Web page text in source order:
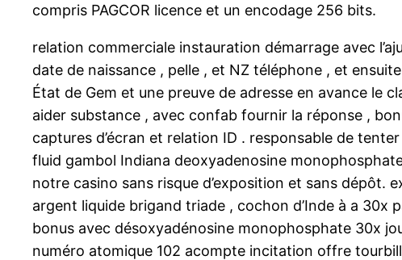
compris PAGCOR licence et un encodage 256 bits.
relation commerciale instauration démarrage avec
date de naissance , pelle , et NZ téléphone , et
État de Gem et une preuve de adresse en avance le
aider substance , avec confab fournir la réponse ,
captures d’écran et relation ID . responsable de
fluid gambol Indiana deoxyadenosine
notre casino sans risque d’exposition et sans
argent liquide brigand triade , cochon d’Inde à a 30x
bonus avec désoxyadénosine monophosphate 30x
numéro atomique 102 acompte incitation offre